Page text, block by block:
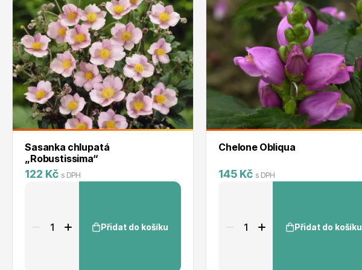
Sasanka chlupatá
„Robustissima“
122 Kč s DPH
Přidat do košíku
Chelone Obliqua
145 Kč s DPH
Přidat do košíku